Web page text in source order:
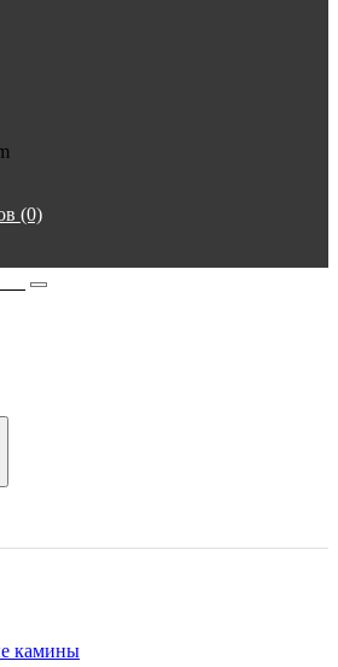
(0)
камины